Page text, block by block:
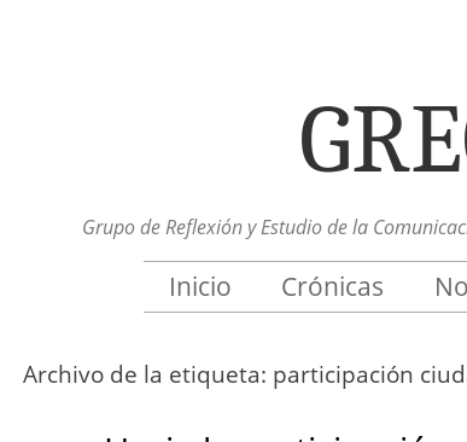
Grupo de Reflexión y Estudio de la
Inicio Crónicas
Archivo de la etiqueta: participación